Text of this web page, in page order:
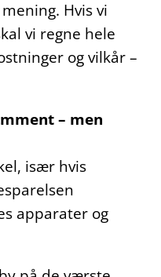
Hvis vi
vi regne hele
og vilkår –
– men
især hvis
apparater og